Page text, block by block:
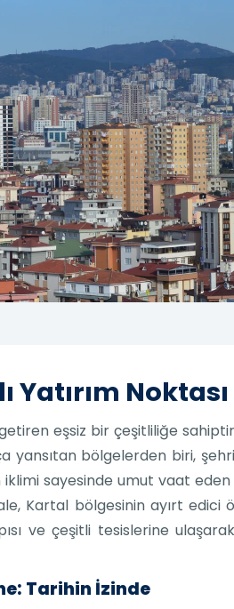
Noktası
eşsiz bir çeşitliliğe
bölgelerden biri,
iklimi sayesinde umut vaat
Kartal bölgesinin ayırt edici
ve çeşitli tesislerine
Tarihin İzinde